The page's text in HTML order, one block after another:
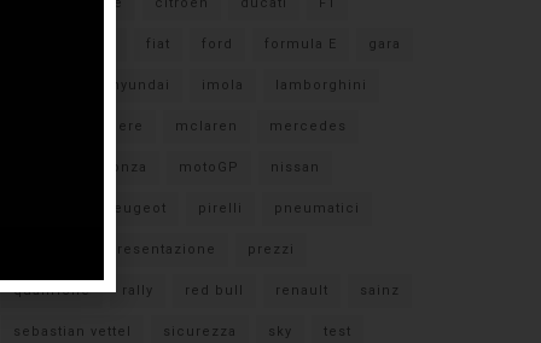
caratteristiche citroen ducati F1
fiat ford formula E gara
hyundai imola lamborghini
libere mclaren mercedes
monza motoGP nissan
peugeot pirelli pneumatici
presentazione prezzi
qualifiche rally red bull renault sainz
sebastian vettel sicurezza sky test